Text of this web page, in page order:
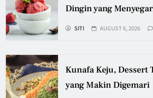
Dingin yang
SITI AUGUST 6, 2026
Kunafa Keju, Dessert
yang Makin Digemari